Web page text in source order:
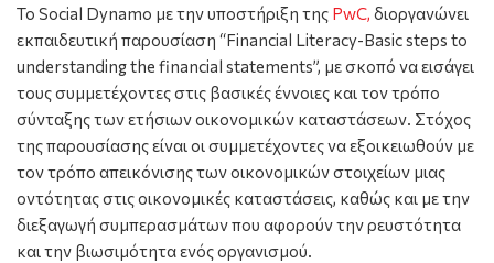
Το Social Dynamo με την υποστήριξη της PwC, διοργανώνει
εκπαιδευτική παρουσίαση “Financial Literacy-Basic steps to
understanding the financial statements”, με σκοπό να εισάγει
τους συμμετέχοντες στις βασικές έννοιες και τον τρόπο
σύνταξης των ετήσιων οικονομικών καταστάσεων. Στόχος
της παρουσίασης είναι οι συμμετέχοντες να εξοικειωθούν με
τον τρόπο απεικόνισης των οικονομικών στοιχείων μιας
οντότητας στις οικονομικές καταστάσεις, καθώς και με την
διεξαγωγή συμπερασμάτων που αφορούν την ρευστότητα
και την βιωσιμότητα ενός οργανισμού.